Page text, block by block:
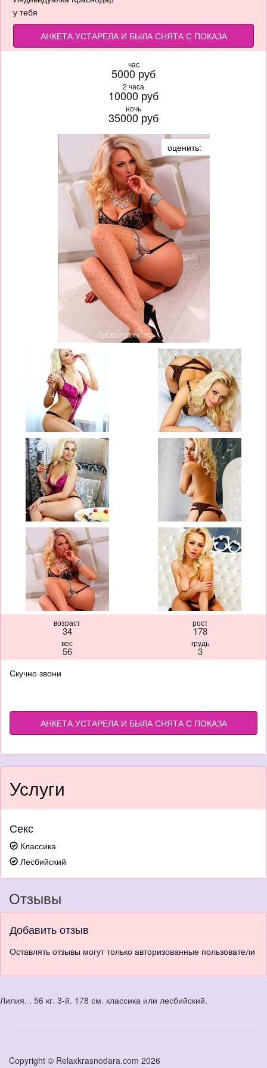
у тебя
АНКЕТА УСТАРЕЛА И БЫЛА СНЯТА С ПОКАЗА
час
5000 руб
2 часа
10000 руб
ночь
35000 руб
оценить:
возраст
34
рост
178
вес
56
грудь
3
Скучно звони
АНКЕТА УСТАРЕЛА И БЫЛА СНЯТА С ПОКАЗА
Услуги
Секс
Классика
Лесбийский
Отзывы
Добавить отзыв
Оставлять отзывы могут только авторизованные пользователи
Лилия. . 56 кг. 3-й. 178 см. классика или лесбийский.
Copyright © Relaxkrasnodara.com 2026